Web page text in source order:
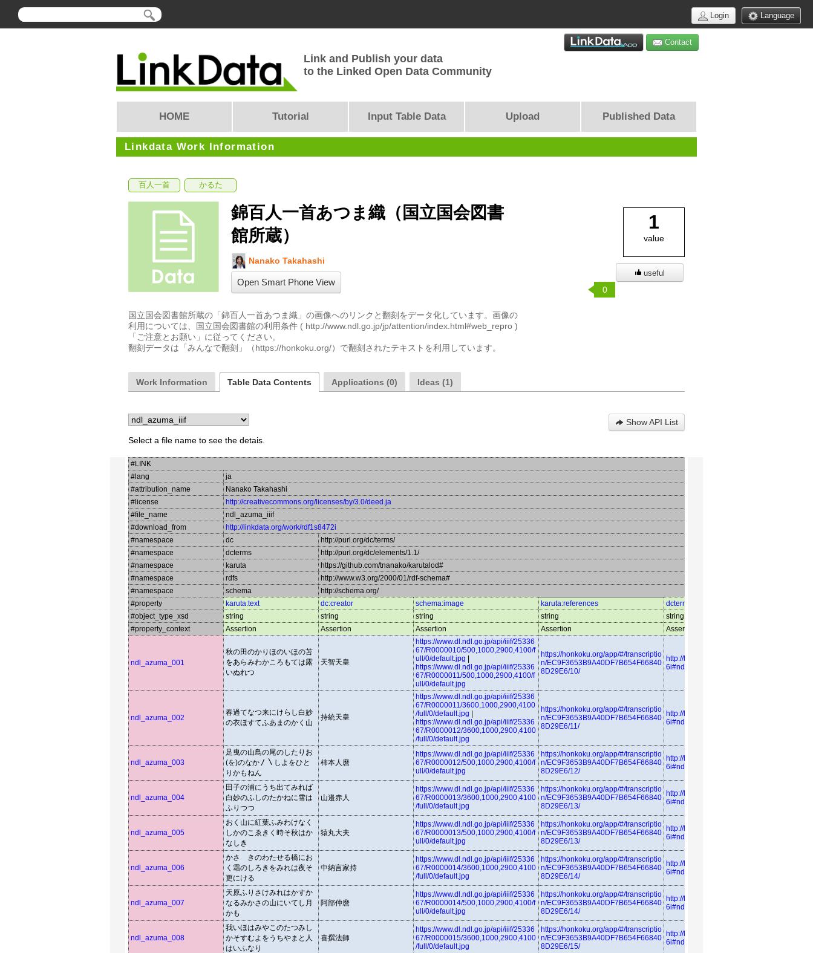
Language
Login
Contact
Link and Publish your data
to the Linked Open Data Community
HOME Tutorial Input Table Data Upload Published Data
Linkdata Work Information
百人一首 かるた
錦百人一首あつま織（国立国会図書
館所蔵）
Nanako Takahashi
Open Smart Phone View
国立国会図書館所蔵の「錦百人一首あつま織」の画像へのリンクと翻刻をデータ化しています。画像の
利用については、国立国会図書館の利用条件 ( http://www.ndl.go.jp/jp/attention/index.html#web_repro )
「ご注意とお願い」に従ってください。
翻刻データは「みんなで翻刻」（https://honkoku.org/）で翻刻されたテキストを利用しています。
1
value
useful
0
Work Information Table Data Contents Applications (0) Ideas (1)
Select a file name to see the detais.
Show API List
#LINK
#lang
ja
#attribution_name
Nanako Takahashi
#license
http://creativecommons.org/licenses/by/3.0/deed.ja
#file_name
ndl_azuma_iiif
#download_from
http://linkdata.org/work/rdf1s8472i
#namespace
dc
http://purl.org/dc/terms/
#namespace
dcterms
http://purl.org/dc/elements/1.1/
#namespace
karuta
https://github.com/tnanako/karutalod#
#namespace
rdfs
http://www.w3.org/2000/01/rdf-schema#
#namespace
schema
http://schema.org/
#property
karuta:text dc:creator schema:image karuta:references
dcterms:isPartOf
#object_type_xsd
string string string string
string
#property_context
Assertion Assertion Assertion Assertion Assertion
ndl_azuma_001
秋の田のかりほのいほの苫
をあらみわかころもては露
いぬれつゝ
天智天皇
https://www.dl.ndl.go.jp/api/iiif/25336
67/R0000010/500,1000,2900,4100/f
ull/0/default.jpg
https://www.dl.ndl.go.jp/api/iiif/25336
67/R0000011/500,1000,2900,4100/f
ull/0/default.jpg
https://honkoku.org/app/#/transcriptio
n/EC9F3653B9A40DF7B654F66840
8D29E6/10/
http://linkdata.org/resource/rdf1s683
6i#ndl_azuma
ndl_azuma_002
春過てなつ来にけらし白妙
の衣ほすてふあまのかく山
持統天皇
https://www.dl.ndl.go.jp/api/iiif/25336
67/R0000011/3600,1000,2900,4100
/full/0/default.jpg
https://www.dl.ndl.go.jp/api/iiif/25336
67/R0000012/3600,1000,2900,4100
/full/0/default.jpg
https://honkoku.org/app/#/transcriptio
n/EC9F3653B9A40DF7B654F66840
8D29E6/11/
http://linkdata.org/resource/rdf1s683
6i#ndl_azuma
ndl_azuma_003
足曳の山鳥の尾のしたりお
(を)のなか〳〵しよをひと
りかもねん
柿本人麿
https://www.dl.ndl.go.jp/api/iiif/25336
67/R0000012/500,1000,2900,4100/f
ull/0/default.jpg
https://honkoku.org/app/#/transcriptio
n/EC9F3653B9A40DF7B654F66840
8D29E6/12/
http://linkdata.org/resource/rdf1s683
6i#ndl_azuma
ndl_azuma_004
田子の浦にうち出てみれば
白妙のふしのたかねに雪は
ふりつつ
山邉赤人
https://www.dl.ndl.go.jp/api/iiif/25336
67/R0000013/3600,1000,2900,4100
/full/0/default.jpg
https://honkoku.org/app/#/transcriptio
n/EC9F3653B9A40DF7B654F66840
8D29E6/13/
http://linkdata.org/resource/rdf1s683
6i#ndl_azuma
ndl_azuma_005
おく山に紅葉ふみわけなく
しかのこゑきく時そ秋はか
なしき
猿丸大夫
https://www.dl.ndl.go.jp/api/iiif/25336
67/R0000013/500,1000,2900,4100/f
ull/0/default.jpg
https://honkoku.org/app/#/transcriptio
n/EC9F3653B9A40DF7B654F66840
8D29E6/13/
http://linkdata.org/resource/rdf1s683
6i#ndl_azuma
ndl_azuma_006
かさゝきのわたせる橋にお
く霜のしろきをみれは夜そ
更にける
中納言家持
https://www.dl.ndl.go.jp/api/iiif/25336
67/R0000014/3600,1000,2900,4100
/full/0/default.jpg
https://honkoku.org/app/#/transcriptio
n/EC9F3653B9A40DF7B654F66840
8D29E6/14/
http://linkdata.org/resource/rdf1s683
6i#ndl_azuma
ndl_azuma_007
天原ふりさけみれはかすか
なるみかさの山にいてし月
かも
阿部仲麿
https://www.dl.ndl.go.jp/api/iiif/25336
67/R0000014/500,1000,2900,4100/f
ull/0/default.jpg
https://honkoku.org/app/#/transcriptio
n/EC9F3653B9A40DF7B654F66840
8D29E6/14/
http://linkdata.org/resource/rdf1s683
6i#ndl_azuma
ndl_azuma_008
我いほはみやこのたつみし
かそすむよをうちやまと人
はいふなり
喜撰法師
https://www.dl.ndl.go.jp/api/iiif/25336
67/R0000015/3600,1000,2900,4100
/full/0/default.jpg
https://honkoku.org/app/#/transcriptio
n/EC9F3653B9A40DF7B654F66840
8D29E6/15/
http://linkdata.org/resource/rdf1s683
6i#ndl_azuma